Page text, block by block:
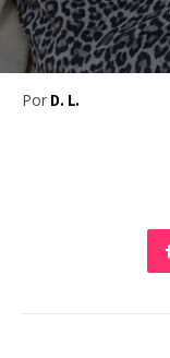
Por D. L.